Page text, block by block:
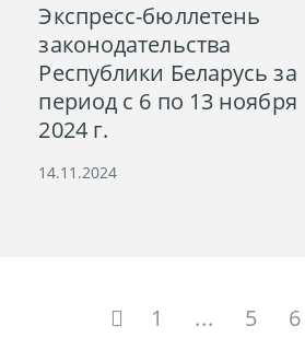
Экспресс-бюллетень
законодательства
Республики Беларусь за
период с 6 по 13 ноября
2024 г.
14.11.2024
1 ... 5 6